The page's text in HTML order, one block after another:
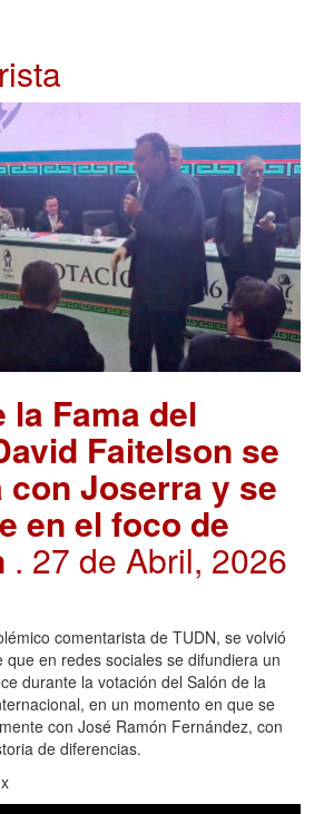
la Fama del
Faitelson se
Joserra y se
en el foco de
. 27 de Abril, 2026
comentarista de TUDN, se volvió
que en redes sociales se difundiera un
durante la votación del Salón de la
en un momento en que se
con José Ramón Fernández, con
de diferencias.